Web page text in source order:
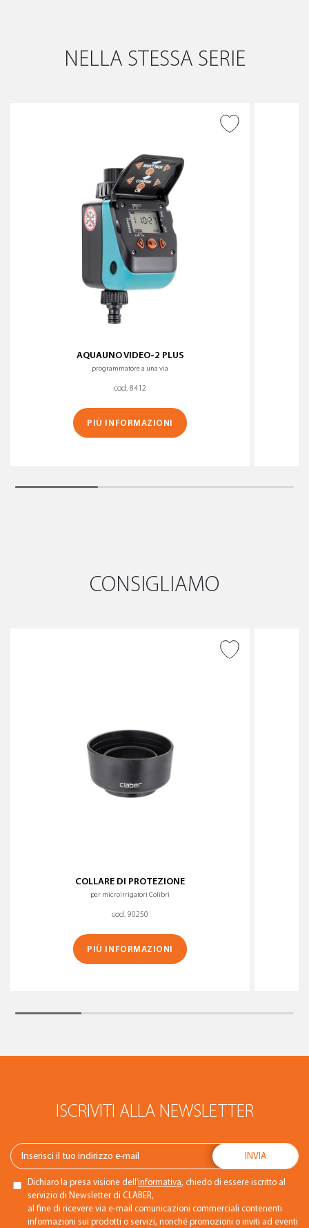
NELLA STESSA SERIE
AQUAUNO VIDEO-2 PLUS
programmatore a una via
cod. 8412
PIÙ INFORMAZIONI
CONSIGLIAMO
COLLARE DI PROTEZIONE
per microirrigatori Colibrì
cod. 90250
PIÙ INFORMAZIONI
ISCRIVITI ALLA NEWSLETTER
Dichiaro la presa visione dell’informativa, chiedo di essere iscritto al
servizio di Newsletter di CLABER,
al fine di ricevere via e-mail comunicazioni commerciali contenenti
informazioni sui prodotti o servizi, nonché promozioni o inviti ad eventi